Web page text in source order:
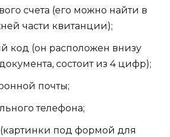
счета (его можно найти в
части квитанции);
код (он расположен внизу
состоит из 4 цифр);
почты;
телефона;
под формой для